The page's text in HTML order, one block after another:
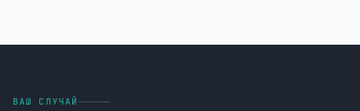
ВАШ СЛУЧАЙ